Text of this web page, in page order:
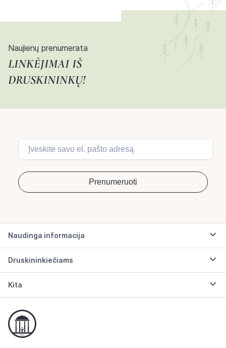
Naujienų prenumerata
LINKĖJIMAI IŠ
DRUSKININKŲ!
Naudinga informacija
Druskininkiečiams
Kita